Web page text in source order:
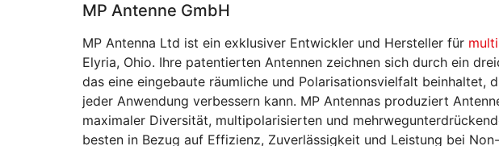
MP Antenne GmbH
MP Antenna Ltd ist ein exklusiver Entwickler und Hersteller für
Elyria, Ohio. Ihre patentierten Antennen zeichnen sich durch ein
das eine eingebaute räumliche und Polarisationsvielfalt beinhaltet,
jeder Anwendung verbessern kann. MP Antennas produziert
maximaler Diversität, multipolarisierten und
besten in Bezug auf Effizienz, Zuverlässigkeit und Leistung bei